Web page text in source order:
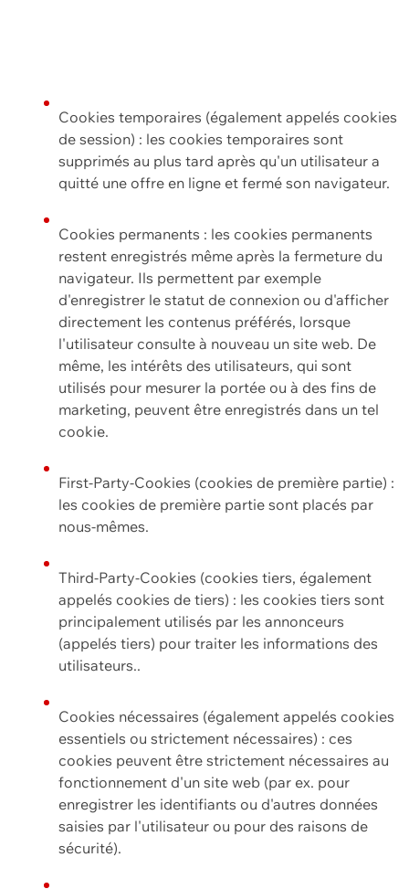
Cookies temporaires (également appelés cookies
de session) : les cookies temporaires sont
supprimés au plus tard après qu'un utilisateur a
quitté une offre en ligne et fermé son navigateur.
Cookies permanents : les cookies permanents
restent enregistrés même après la fermeture du
navigateur. Ils permettent par exemple
d'enregistrer le statut de connexion ou d'afficher
directement les contenus préférés, lorsque
l'utilisateur consulte à nouveau un site web. De
même, les intérêts des utilisateurs, qui sont
utilisés pour mesurer la portée ou à des fins de
marketing, peuvent être enregistrés dans un tel
cookie.
First-Party-Cookies (cookies de première partie) :
les cookies de première partie sont placés par
nous-mêmes.
Third-Party-Cookies (cookies tiers, également
appelés cookies de tiers) : les cookies tiers sont
principalement utilisés par les annonceurs
(appelés tiers) pour traiter les informations des
utilisateurs..
Cookies nécessaires (également appelés cookies
essentiels ou strictement nécessaires) : ces
cookies peuvent être strictement nécessaires au
fonctionnement d'un site web (par ex. pour
enregistrer les identifiants ou d'autres données
saisies par l'utilisateur ou pour des raisons de
sécurité).